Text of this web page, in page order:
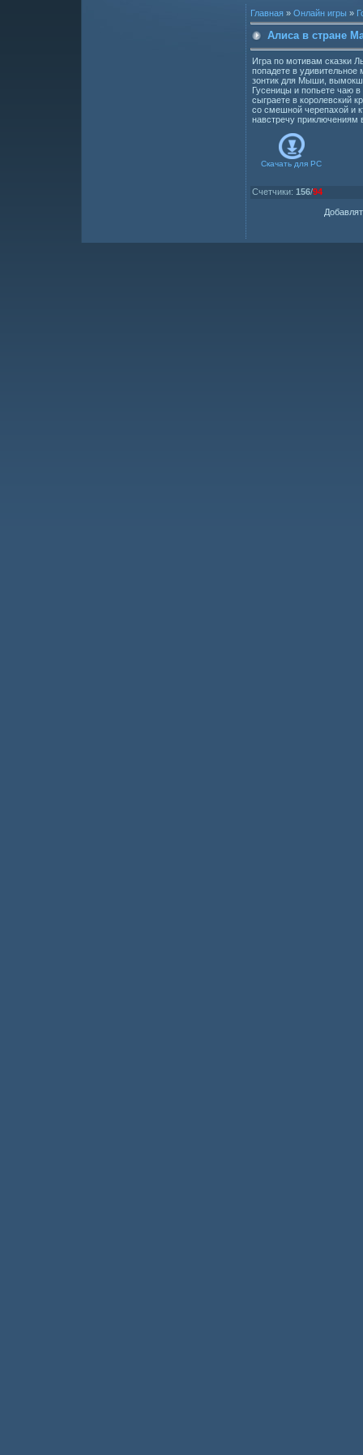
Главная » Онлайн игры »
Алиса в стране
Игра по мотивам сказки
попадете в удивительное
зонтик для Мыши,
Гусеницы и попьете чаю
сыграете в королевский
со смешной черепахой и
навстречу
Скачать для PC
Счетчики: 156/94